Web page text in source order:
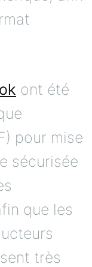
ont été
pour mise
sécurisée
que les
très